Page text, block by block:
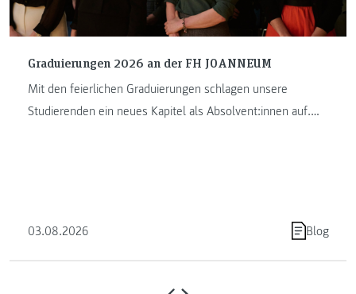
Graduierungen 2026 an der FH JOANNEUM
Mit den feierlichen Graduierungen schlagen unsere
Studierenden ein neues Kapitel als Absolvent:innen auf.
03.08.2026 Blog